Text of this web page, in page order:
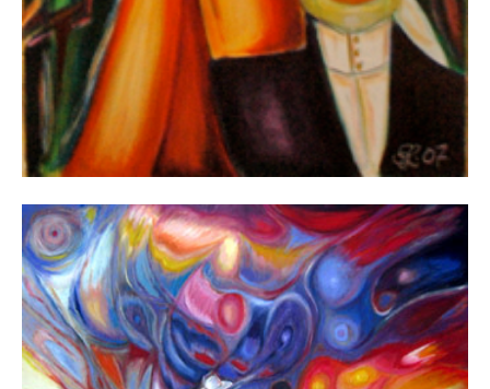
BUSCHFEUER
November 29, 2012